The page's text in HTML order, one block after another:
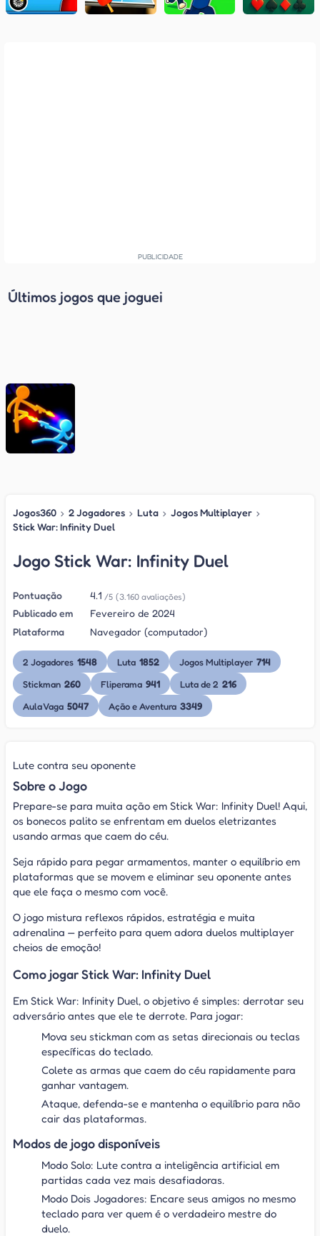
Últimos jogos que joguei
Jogos360 › 2 Jogadores › Luta › Jogos Multiplayer ›
Stick War: Infinity Duel
Jogo Stick War: Infinity Duel
Pontuação 4.1 /5 (3.160 avaliações)
Publicado em
Fevereiro de 2024
Plataforma
Navegador (computador)
2 Jogadores 1548 Luta 1852 Jogos Multiplayer 714
Stickman 260 Fliperama 941 Luta de 2 216
Aula Vaga 5047 Ação e Aventura 3349
Lute contra seu oponente
Sobre o Jogo
Prepare-se para muita ação em Stick War: Infinity Duel! Aqui,
os bonecos palito se enfrentam em duelos eletrizantes
usando armas que caem do céu.
Seja rápido para pegar armamentos, manter o equilíbrio em
plataformas que se movem e eliminar seu oponente antes
que ele faça o mesmo com você.
O jogo mistura reflexos rápidos, estratégia e muita
adrenalina — perfeito para quem adora duelos multiplayer
cheios de emoção!
Como jogar Stick War: Infinity Duel
Em Stick War: Infinity Duel, o objetivo é simples: derrotar seu
adversário antes que ele te derrote. Para jogar:
Mova seu stickman com as setas direcionais ou teclas
específicas do teclado.
Colete as armas que caem do céu rapidamente para
ganhar vantagem.
Ataque, defenda-se e mantenha o equilíbrio para não
cair das plataformas.
Modos de jogo disponíveis
Modo Solo: Lute contra a inteligência artificial em
partidas cada vez mais desafiadoras.
Modo Dois Jogadores: Encare seus amigos no mesmo
teclado para ver quem é o verdadeiro mestre do
duelo.